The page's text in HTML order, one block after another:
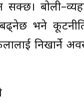
सक्छ।
भने
निखार्ने